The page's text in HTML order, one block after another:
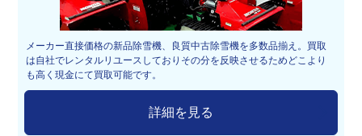
メーカー直接価格の新品除雪機、良質中古除雪機を多数品揃え。買取
は自社でレンタルリユースしておりその分を反映させるためどこより
も高く現金にて買取可能です。
詳細を見る